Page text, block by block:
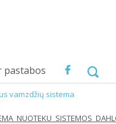
pastabos
vamzdžių sistema